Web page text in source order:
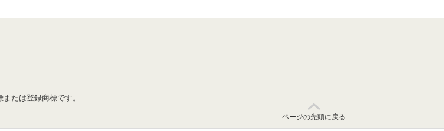
たは登録商標です。
ページの先頭に戻る